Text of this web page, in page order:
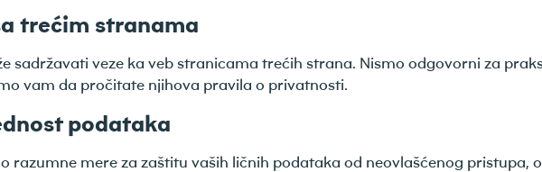
trećim stranama
sadržavati veze ka veb stranicama trećih strana. Nismo odgovorni za
vam da pročitate njihova pravila o privatnosti.
podataka
razumne mere za zaštitu vaših ličnih podataka od neovlašćenog pristupa,